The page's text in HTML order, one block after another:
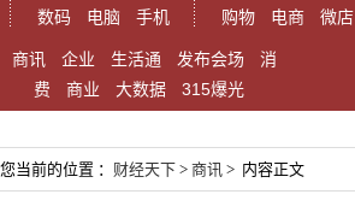
数码
电脑 手机
购物
电商 微店
商讯 企业 生活通 发布会场
消
费
商业 大数据 315爆光
您当前的位置 ： 财经天下 > 商讯 > 内容正文